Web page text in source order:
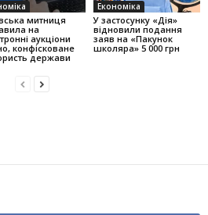
митниця
на
аукціони
конфісковане
держави
Економіка
У застосунку «Дія»
відновили подання
заяв на «Пакунок
школяра» 5 000 грн